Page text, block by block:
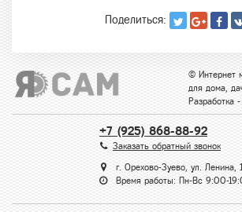
Поделиться:
© Интернет
для дома,
Разработка -
+7 (925) 868-88-92
Заказать обратный звонок
г. Орехово-Зуево, ул. Ленина,
Время работы: Пн-Вс 9:00-